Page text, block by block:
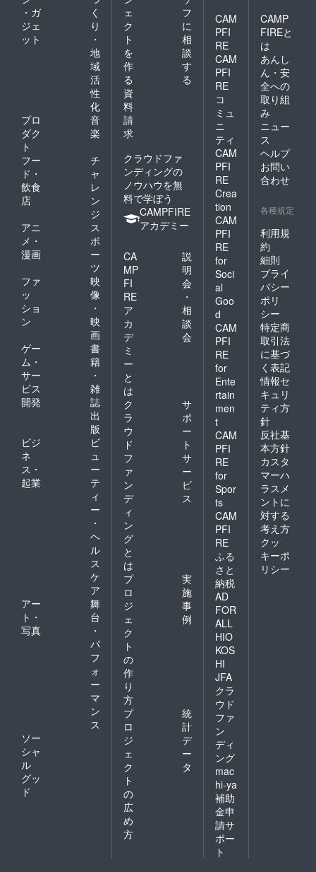
の内容
につい
て ・羽
毛肌掛
けふと
ん・シ
ング
ル・ホ
ワイト
ダック
ダウン
85%・
マノ
ン・ピ
ンク[1
山梨県
■原材
料・成
分 【内
容】 羽
毛肌掛
けふと
ん (ケー
ス入
り)×1枚
サイズ:
シング
ルサイ
150×21
0cm 羽
毛充填
量:0.3k
g キル
ト:5×6
タタキ
(ダウン
ケット
用)キル
成】 生
地:ポリ
エステ
ル85%
綿15%
詰め物:
ホワイ
留める
ループ
を付け
まし
た。 ・
「がわ
生地」
は、羽
毛が出
ないよ
う極細
の綿糸
で高密
織って
います
気にな
るダニ
は、ふ
とんに
侵入で
きませ
ん。 ど
うぞ安
心して
お使い
くださ
い。
***** ■
生産者
の声 大
正の創
業から
100余
年、羽
毛の直
輸入か
ら始ま
る、真
の自社
一貫生
産。 富
士新幸
株式会
社は、
直輸入
による
トレー
サビリ
定を取
・ガ
ジェ
ット
く
り
・
地
域
活
性
化
プロ
ダク
ト
音
楽
フー
ド・
飲食
店
チ
ャ
レ
ン
ジ
アニ
メ・
漫画
ス
ポ
ー
ツ
ファ
ッ
ショ
ン
映
像
・
映
画
ゲー
ム・
サー
ビス
開発
書
籍
・
雑
誌
出
版
ビジ
ネ
ス・
起業
ビ
ュ
ー
テ
ィ
ー
・
ヘ
ル
ス
ケ
ア
アー
ト・
写真
舞
台
・
パ
フ
ォ
ー
マ
ン
ス
ソー
シャ
ル
グッ
ド
ェ
ク
ト
を
作
る
フ
に
相
談
す
る
資
料
請
求
クラウドファ
ンディングの
ノウハウを無
料で学ぼう
CAMPFIRE
アカデミー
CA
MP
FI
RE
ア
カ
デ
ミ
ー
と
は
説
明
会
・
相
談
会
ク
ラ
ウ
ド
フ
ァ
ン
デ
ィ
ン
グ
と
は
サ
ポ
ー
ト
サ
ー
ビ
ス
プ
ロ
ジ
ェ
ク
ト
の
作
り
方
実
施
事
例
プ
ロ
ジ
ェ
ク
ト
の
広
め
方
統
計
デ
ー
タ
CAM
PFI
RE
CAM
PFI
RE
コ
ミュ
ニ
ティ
CAM
PFI
RE
Crea
tion
CAM
PFI
RE
for
Soci
al
Goo
d
CAM
PFI
RE
for
Ente
rtain
men
t
CAM
PFI
RE
for
Spor
ts
CAM
PFI
RE
ふる
さと
納税
AD
FOR
ALL
HIO
KOS
HI
JFA
クラ
ウド
ファ
ン
ディ
ング
mac
hi-ya
補助
金申
請サ
ポー
ト
CAMP
FIREと
は
あんし
ん・安
全への
取り組
み
ニュー
ス
ヘルプ
お問い
合わせ
各種規定
利用規
約
細則
プライ
バシー
ポリ
シー
特定商
取引法
に基づ
く表記
情報セ
キュリ
ティ方
針
反社基
本方針
カスタ
マーハ
ラスメ
ントに
対する
考え方
クッ
キーポ
リシー